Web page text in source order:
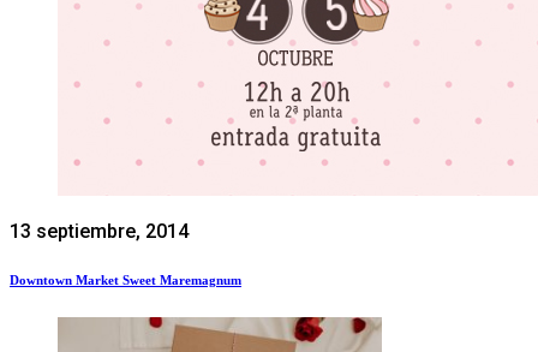
13 septiembre, 2014
Downtown Market Sweet Maremagnum